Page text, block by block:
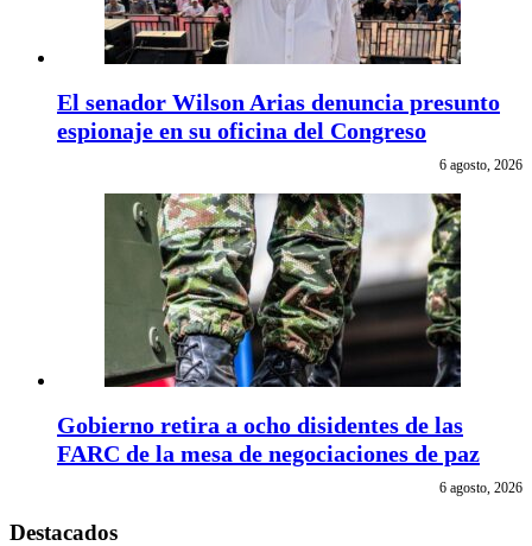
El senador Wilson Arias denuncia presunto
espionaje en su oficina del Congreso
6 agosto, 2026
Gobierno retira a ocho disidentes de las
FARC de la mesa de negociaciones de paz
6 agosto, 2026
Destacados